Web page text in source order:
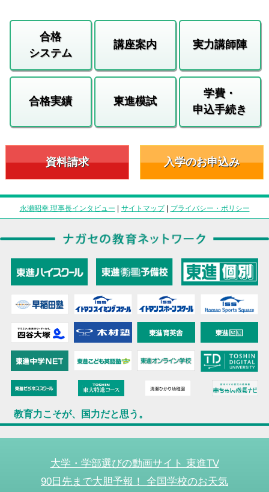
合格
システム
講座案内 実力講師陣
合格実績 東進模試
学費・
申込手続き
資料請求 入学のお申込み
永瀬昭幸 理事長インタビュー | サイトマップ| プライバシー・ポリシー
教育力こそが、国力だと思う。
大学・学部選びの動画サイト 東進TV
90日先まで大胆予報！ 全国学校のお天気